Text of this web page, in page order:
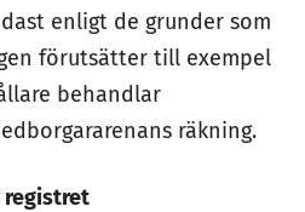
enligt de grunder som
förutsätter till exempel
behandlar
räkning.
registret